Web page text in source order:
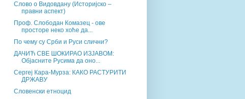
Слово о Видовдану (Историјско –
правни аспект)
Проф. Слободан Комазец - ове
просторе неко хоће да...
По чему су Срби и Руси слични?
ДАЧИЋ СВЕ ШОКИРАО ИЗЈАВОМ:
Објасните Русима да оно...
Сергеј Кара-Мурза: КАКО РАСТУРИТИ
ДРЖАВУ
Словенски етноцид